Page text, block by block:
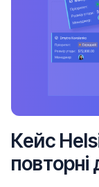
Кейс
повторні